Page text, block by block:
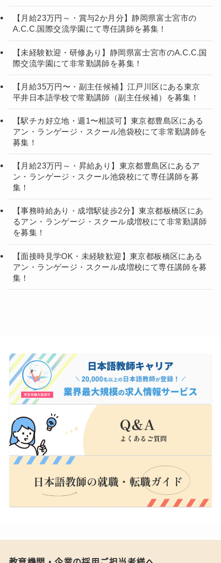
【月給23万円～・賞与2か月分】静岡県富士宮市の
A.C.C.国際交流学園にて専任講師を募集！
【未経験歓迎・研修あり】静岡県富士宮市のA.C.C.国
際交流学園にて非常勤講師を募集！
【月給35万円〜・副主任候補】江戸川区にある東京
平井日本語学校で常勤講師（副主任候補）を募集！
【駅チカ好立地・週1〜相談可】東京都豊島区にある
アン・ランゲージ・スクール池袋校にて非常勤講師を
募集！
【月給23万円～・昇給あり】東京都豊島区にあるア
ン・ランゲージ・スクール池袋校にて専任講師を募
集！
【事務時給あり・成増駅徒歩2分】東京都板橋区にあ
るアン・ランゲージ・スクール成増校にて非常勤講師
を募集！
【面接時見学OK・未経験歓迎】東京都板橋区にある
アン・ランゲージ・スクール成増校にて専任講師を募
集！